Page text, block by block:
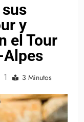
y
el Tour
Alpes
1 3 Minutos